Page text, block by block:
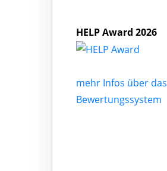
HELP Award 2026
mehr Infos über das
Bewertungssystem